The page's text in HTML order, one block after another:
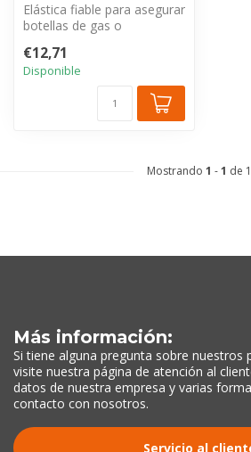
Elástica fiable para asegurar
botellas de gas o
elasticid...
€12,71
Disponible
Mostrando 1 -1 de 1
Más información:
Si tiene alguna pregunta sobre nuestros
visite nuestra página de atención al
datos de nuestra empresa y varias
contacto con nosotros.
Servicio al